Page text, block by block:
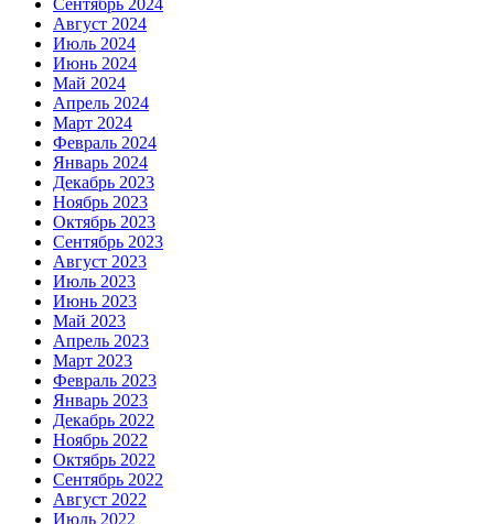
Август 2024
Июль 2024
Июнь 2024
Май 2024
Апрель 2024
Март 2024
Февраль 2024
Январь 2024
Декабрь 2023
Ноябрь 2023
Октябрь 2023
Сентябрь 2023
Август 2023
Июль 2023
Июнь 2023
Май 2023
Апрель 2023
Март 2023
Февраль 2023
Январь 2023
Декабрь 2022
Ноябрь 2022
Октябрь 2022
Сентябрь 2022
Август 2022
Июль 2022